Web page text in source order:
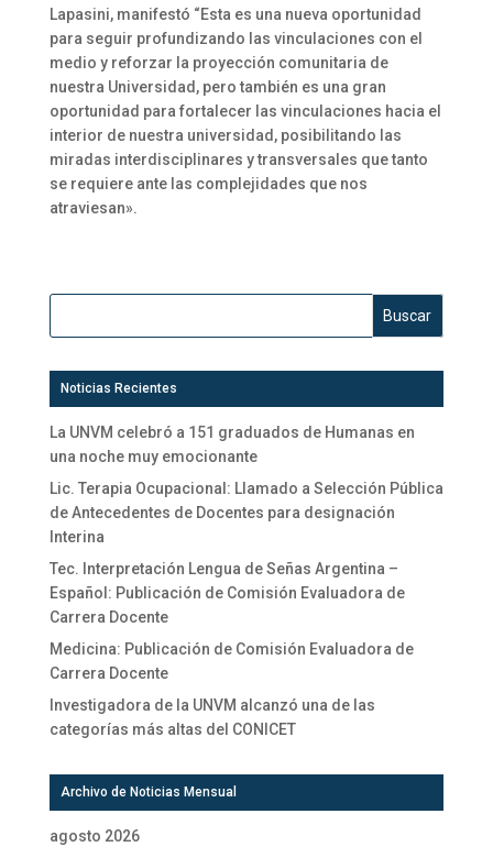
Lapasini, manifestó “Esta es una nueva oportunidad
para seguir profundizando las vinculaciones con el
medio y reforzar la proyección comunitaria de
nuestra Universidad, pero también es una gran
oportunidad para fortalecer las vinculaciones hacia el
interior de nuestra universidad, posibilitando las
miradas interdisciplinares y transversales que tanto
se requiere ante las complejidades que nos
atraviesan».
Noticias Recientes
La UNVM celebró a 151 graduados de Humanas en
una noche muy emocionante
Lic. Terapia Ocupacional: Llamado a Selección Pública
de Antecedentes de Docentes para designación
Interina
Tec. Interpretación Lengua de Señas Argentina –
Español: Publicación de Comisión Evaluadora de
Carrera Docente
Medicina: Publicación de Comisión Evaluadora de
Carrera Docente
Investigadora de la UNVM alcanzó una de las
categorías más altas del CONICET
Archivo de Noticias Mensual
agosto 2026